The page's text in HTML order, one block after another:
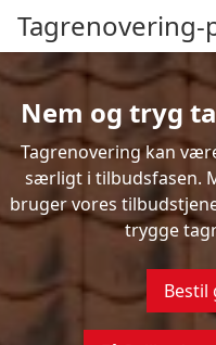
Tagrenovering-
Nem og tryg
Tagrenovering kan
særligt i tilbudsfasen.
bruger vores
trygge
Bestil